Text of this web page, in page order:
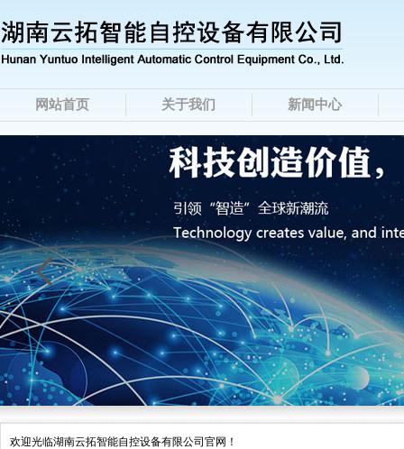
网站首页 关于我们 新闻中心
欢迎光临湖南云拓智能自控设备有限公司官网！